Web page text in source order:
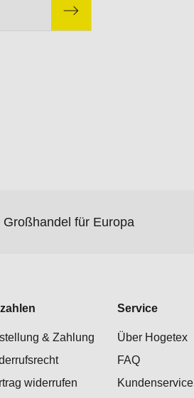
Großhandel für Europa
& Zahlung
widerrufen
Service
Über Hogetex
FAQ
Kundenservice